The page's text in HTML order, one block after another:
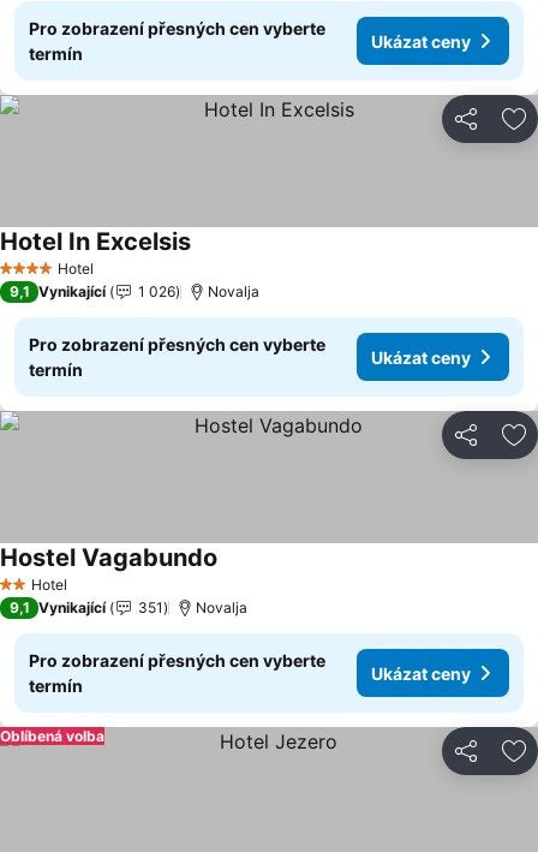
Pro zobrazení přesných cen vyberte
termín
Ukázat ceny
Sdílet
4 Počet hvězdiček
Hotel
Hotel In Excelsis
9,1 Vynikající 1 026 Novalja
Pro zobrazení přesných cen vyberte
termín
Ukázat ceny
Sdílet
2 Počet hvězdiček
Hotel
Hostel Vagabundo
9,1 Vynikající 351 Novalja
Pro zobrazení přesných cen vyberte
termín
Ukázat ceny
Sdílet
Oblíbená volba